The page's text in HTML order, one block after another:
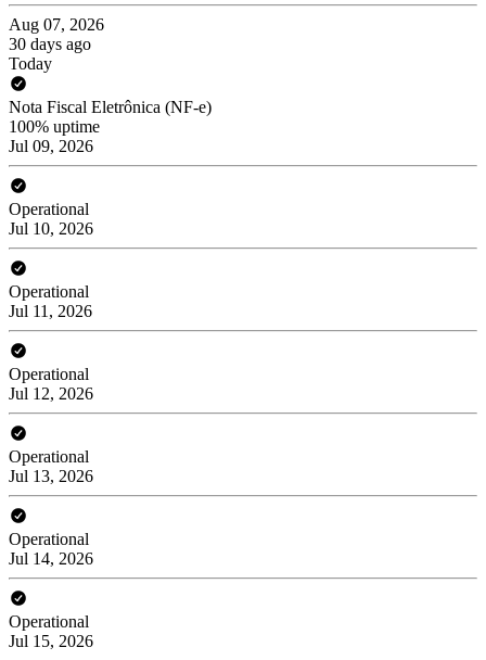
Aug 07, 2026
30 days ago
Today
Nota Fiscal Eletrônica (NF-e)
100% uptime
Jul 09, 2026
Operational
Jul 10, 2026
Operational
Jul 11, 2026
Operational
Jul 12, 2026
Operational
Jul 13, 2026
Operational
Jul 14, 2026
Operational
Jul 15, 2026